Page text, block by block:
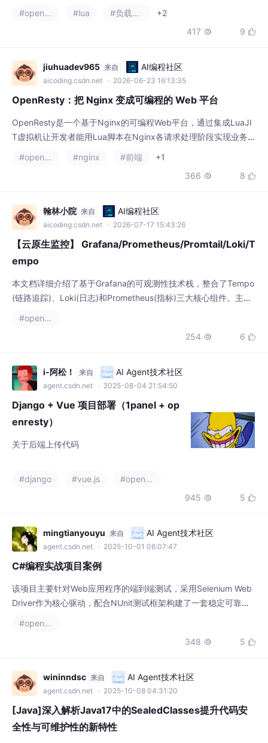
灵活"更致命。OpenResty 用 Lua 的动态性重
新定义了网关的灵活性，但也让我们看到了动
享受灵活性带来的便利时，往往低估了防御性
编程和边界校验的必要性。
#openresty #lua #负载均衡
+2
417  9 
jiuhuadev965 来自 AI编程社区
aicoding.csdn.net · 2026-06-23 16:13:35
OpenResty：把 Nginx 变成可编程的 Web 平台
OpenResty是一个基于Nginx的可编程Web平台，通过集成LuaJI
T虚拟机让开发者能用Lua脚本在Nginx各请求处理阶段实现业务逻
辑（如认证、限流等）。它包含一系列维护良好的lua-resty-*库
（MySQL/Redis客户端等），性能接近原生Nginx。典型应用场景
包括API网关、灰度发布等低延迟需求场景，国内互联网公司使用
#openresty #nginx #前端
+1
366  8 
翰林小院 来自 AI编程社区
aicoding.csdn.net · 2026-07-17 15:43:26
【云原生监控】 Grafana/Prometheus/Promtail/Loki/T
empo
本文档详细介绍了基于Grafana的可观测性技术栈，整合了Tempo
(链路追踪)、Loki(日志)和Prometheus(指标)三大核心组件。主要
应用通过OTLP协议发送链路数据、Promtail采集日志、Kong暴露
指标；3) 快速部署指南和持久化配置；4) Grafana中的查询方
#openresty
254  6 
i-阿松！ 来自 AI Agent技术社区
agent.csdn.net · 2025-08-04 21:54:50
Django + Vue 项目部署（1panel + op
enresty）
关于后端上传代码
#django #vue.js
#openresty
945  5 
mingtianyouyu 来自 AI Agent技术社区
agent.csdn.net · 2025-10-01 06:07:47
C#编程实战项目案例
该项目主要针对Web应用程序的端到端测试，采用Selenium Web
Driver作为核心驱动，配合NUnit测试框架构建了一套稳定可靠的
工4小时缩短到自动执行的20分钟，缺陷检出率提升了35%，显著
降低了版本发布风险。值得一提的是，我们开发了自定义报告生成
性能指标，为团队提供清晰
#openresty
348  5 
wininndsc 来自 AI Agent技术社区
agent.csdn.net · 2025-10-08 04:31:20
[Java]深入解析Java17中的SealedClasses提升代码安
全性与可维护性的新特性